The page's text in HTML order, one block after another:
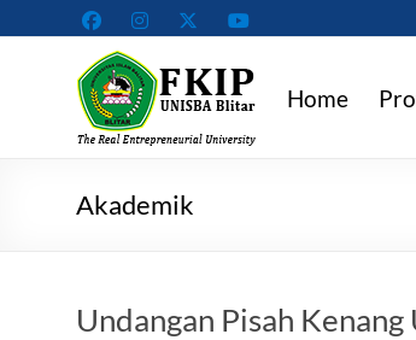
to
Fakultas
Keguruan
dan
Ilmu
Islam
Home
Akademik
Undangan Pisah